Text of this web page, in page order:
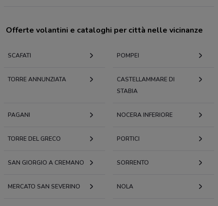
Offerte volantini e cataloghi per città nelle vicinanze
SCAFATI POMPEI
TORRE ANNUNZIATA
CASTELLAMMARE DI
STABIA
PAGANI NOCERA INFERIORE
TORRE DEL GRECO PORTICI
SAN GIORGIO A CREMANO SORRENTO
MERCATO SAN SEVERINO NOLA